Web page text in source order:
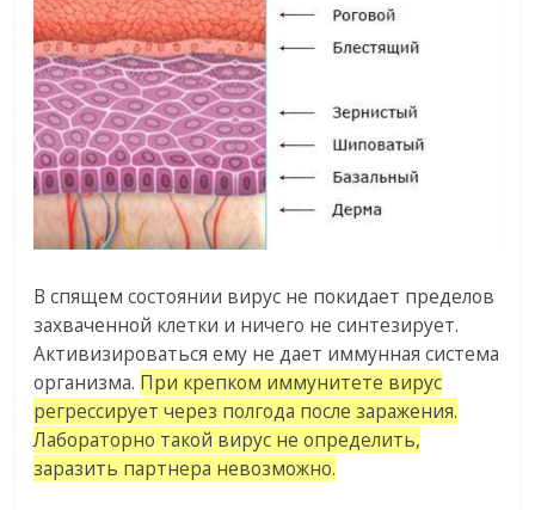
В спящем состоянии вирус не покидает пределов
захваченной клетки и ничего не синтезирует.
Активизироваться ему не дает иммунная система
организма. При крепком иммунитете вирус
регрессирует через полгода после заражения.
Лабораторно такой вирус не определить,
заразить партнера невозможно.